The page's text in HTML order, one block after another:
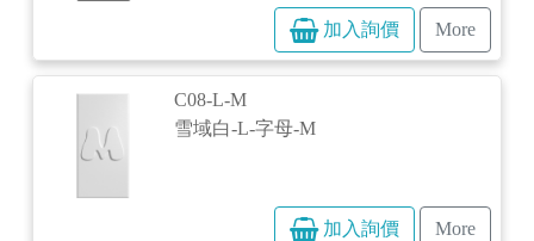
加入詢價 More
C08-L-M
雪域白-L-字母-M
加入詢價 More